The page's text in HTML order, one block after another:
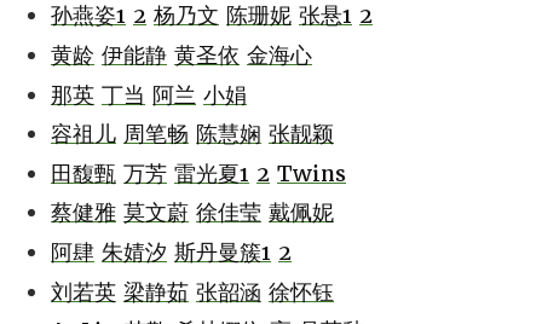
孙燕姿1 2 杨乃文 陈珊妮 张悬1 2
黄龄 伊能静 黄圣依 金海心
那英 丁当 阿兰 小娟
容祖儿 周笔畅 陈慧娴 张靓颖
田馥甄 万芳 雷光夏1 2 Twins
蔡健雅 莫文蔚 徐佳莹 戴佩妮
阿肆 朱婧汐 斯丹曼簇1 2
刘若英 梁静茹 张韶涵 徐怀钰